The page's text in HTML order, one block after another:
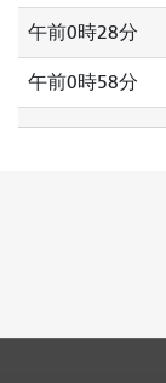
午前0時28分
午前0時58分